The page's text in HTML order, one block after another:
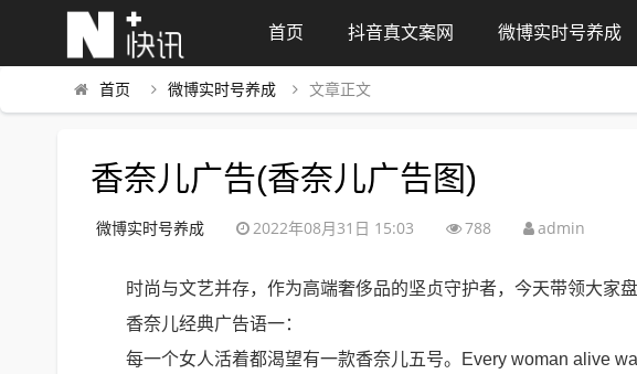
首页 抖音真文案网 微博实时号养成
首页 微博实时号养成 文章正文
香奈儿广告(香奈儿广告图)
微博实时号养成 2022年08月31日 15:03 788 admin
时尚与文艺并存，作为高端奢侈品的坚贞守护者，今天带领大家
香奈儿经典广告语一：
每一个女人活着都渴望有一款香奈儿五号。Every woman alive